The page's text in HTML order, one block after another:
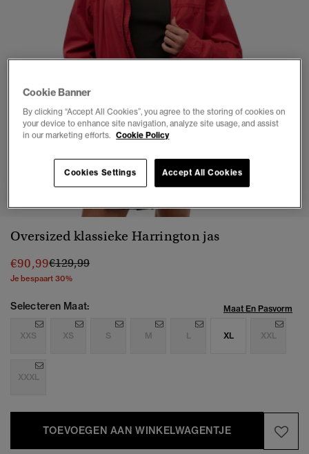
1 2 3 5 6 7
Oversized klassieke Harrington jas
€90,99Prijs verlaagd van
€129,99naar
Je bespaart 30%
Selecteren Maat: Maat En Pasvorm
XXS XS S M L XL XXL
XXXL
TOEVOEGEN AAN WINKELWAGENTJE
Cookie Banner
By clicking “Accept All Cookies”, you agree to the storing of cookies on
your device to enhance site navigation, analyze site usage, and assist
in our marketing efforts. Cookie Policy
Cookies Settings Accept All Cookies